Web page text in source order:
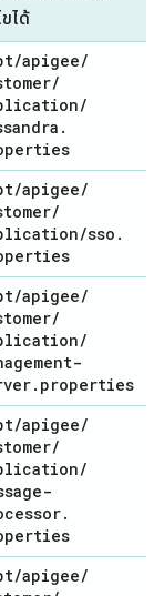
ได้
/apigee/
/
/
.
/apigee/
/
/sso .
/apigee/
/
/
. properties
/apigee/
/
/
.
/apigee/